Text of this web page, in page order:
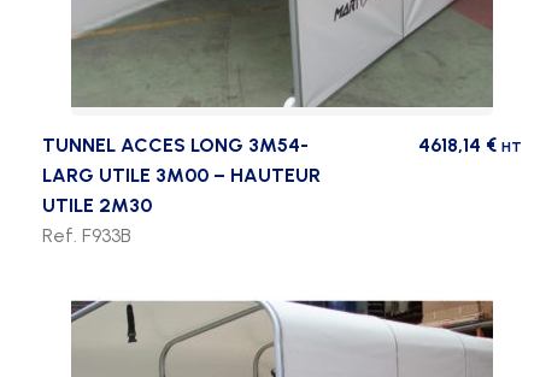
TUNNEL ACCES LONG 3M54-
LARG UTILE 3M00 – HAUTEUR
UTILE 2M30
4618,14 € HT
Ref. F933B